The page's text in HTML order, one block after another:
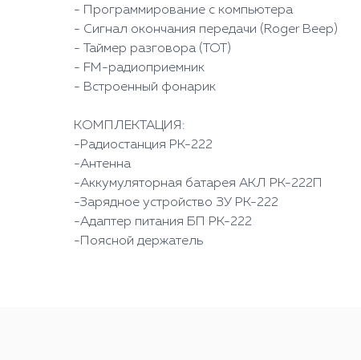
- Программирование с компьютера
- Сигнал окончания передачи (Roger Beep)
- Таймер разговора (TOT)
- FM-радиоприемник
- Встроенный фонарик
КОМПЛЕКТАЦИЯ:
-Радиостанция РК-222
-Антенна
-Аккумуляторная батарея АКЛ РК-222П
-Зарядное устройство ЗУ РК-222
-Адаптер питания БП РК-222
-Поясной держатель